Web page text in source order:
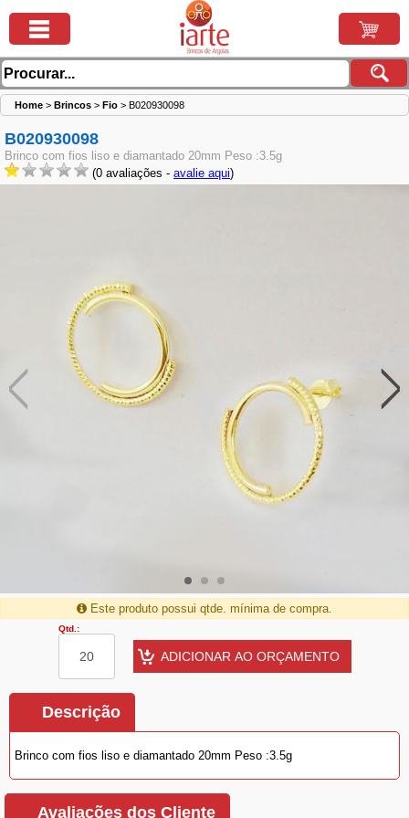
Home > Brincos > Fio > B020930098
B020930098
Brinco com fios liso e diamantado 20mm Peso :3.5g
(0 avaliações - avalie aqui)
Este produto possui qtde. mínima de compra.
Qtd.:
Descrição
Brinco com fios liso e diamantado 20mm Peso :3.5g
Avaliações dos Cliente